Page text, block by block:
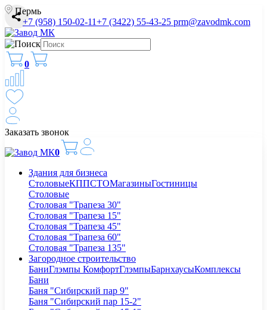
Пермь
+7 (958) 150-02-11+7 (3422) 55-43-25 prm@zavodmk.com
0
Заказать звонок
0
Здания для бизнеса
СтоловыеКППСТОМагазиныГостиницы
Столовые
Столовая "Трапеза 30"
Столовая "Трапеза 15"
Столовая "Трапеза 45"
Столовая "Трапеза 60"
Столовая "Трапеза 135"
Загородное строительство
БаниГлэмпы КомфортГлэмпыБарнхаусыКомплексы
Бани
Баня "Сибирский пар 9"
Баня "Сибирский пар 15-2"